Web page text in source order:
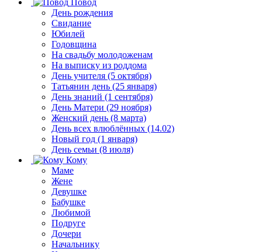
День рождения
Свидание
Юбилей
Годовщина
На свадьбу молодоженам
На выписку из роддома
День учителя (5 октября)
Татьянин день (25 января)
День знаний (1 сентября)
День Матери (29 ноября)
Женский день (8 марта)
День всех влюблённых (14.02)
Новый год (1 января)
День семьи (8 июля)
Кому
Маме
Жене
Девушке
Бабушке
Любимой
Подруге
Дочери
Начальнику